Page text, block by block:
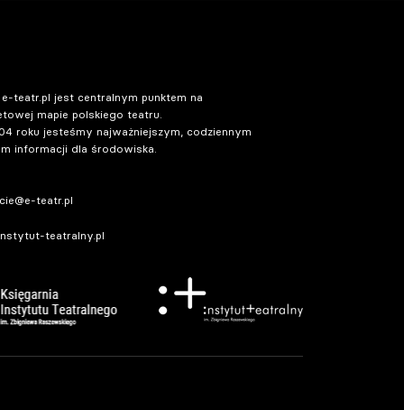
teatr.pl jest centralnym punktem na
mapie polskiego teatru.
roku jesteśmy najważniejszym, codziennym
informacji dla środowiska.
teatr.pl
teatralny.pl